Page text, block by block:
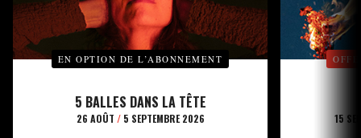
EN OPTION DE L’ABONNEMENT
5 BALLES DANS LA TÊTE
26 AOÛT /5 SEPTEMBRE 2026 15